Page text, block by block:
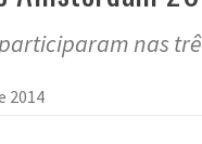
nas
2014